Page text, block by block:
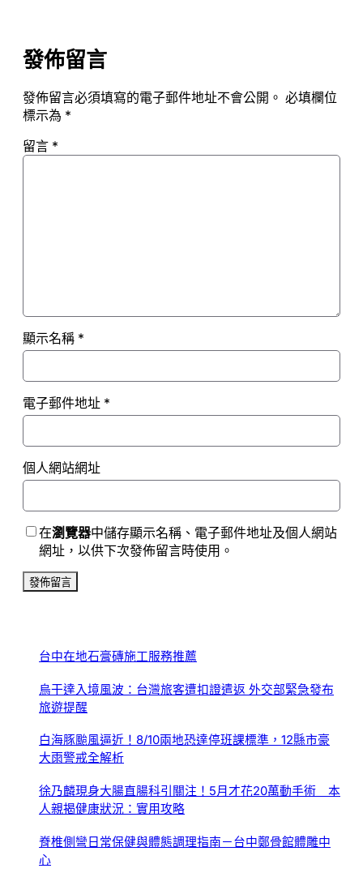
發佈留言
發佈留言必須填寫的電子郵件地址不會公開。 必填欄位
標示為 *
留言 *
顯示名稱 *
電子郵件地址 *
個人網站網址
在瀏覽器中儲存顯示名稱、電子郵件地址及個人網站
網址，以供下次發佈留言時使用。
台中在地石膏磚施工服務推薦
烏干達入境風波：台灣旅客遭扣證遣返 外交部緊急發布
旅遊提醒
白海豚颱風逼近！8/10兩地恐達停班課標準，12縣市豪
大雨警戒全解析
徐乃麟現身大腸直腸科引關注！5月才花20萬動手術 本
人親揭健康狀況：實用攻略
脊椎側彎日常保健與體態調理指南－台中鄭骨館體雕中
心